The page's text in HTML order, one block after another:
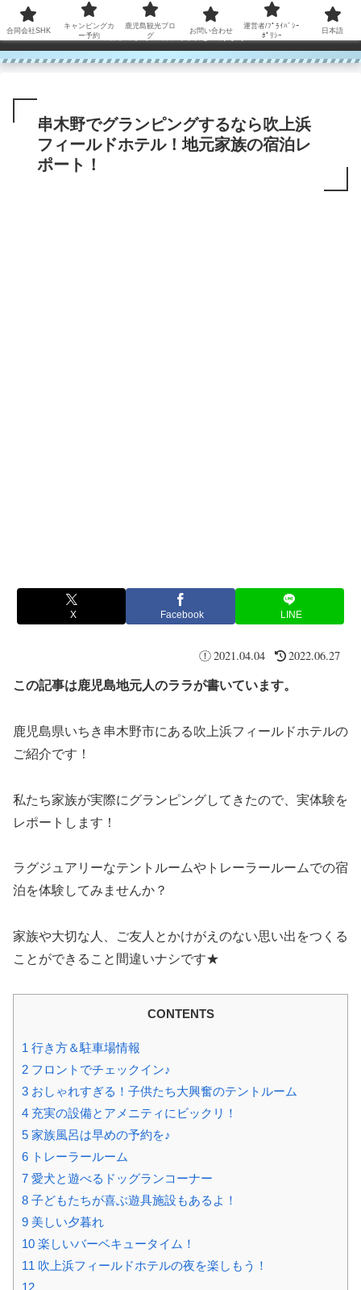
コンテンツへスキップ
鹿児島から世界に笑顔を広げます！
串木野でグランピングするなら吹上浜
フィールドホテル！地元家族の宿泊レ
ポート！
X Facebook LINE
2021.04.04 2022.06.27
この記事は鹿児島地元人のララが書いています。
鹿児島県いちき串木野市にある吹上浜フィールドホテルの
ご紹介です！
私たち家族が実際にグランピングしてきたので、実体験を
レポートします！
ラグジュアリーなテントルームやトレーラールームでの宿
泊を体験してみませんか？
家族や大切な人、ご友人とかけがえのない思い出をつくる
ことができること間違いナシです★
CONTENTS
1 行き方＆駐車場情報
2 フロントでチェックイン♪
3 おしゃれすぎる！子供たち大興奮のテントルーム
4 充実の設備とアメニティにビックリ！
5 家族風呂は早めの予約を♪
6 トレーラールーム
7 愛犬と遊べるドッグランコーナー
8 子どもたちが喜ぶ遊具施設もあるよ！
9 美しい夕暮れ
10 楽しいバーベキュータイム！
11 吹上浜フィールドホテルの夜を楽しもう！
合同会社SHK
キャンピングカ
ー予約
鹿児島観光ブロ
グ
お問い合わせ
運営者/ﾌﾟﾗｲﾊﾞｼｰ
ﾎﾟﾘｼｰ
日本語